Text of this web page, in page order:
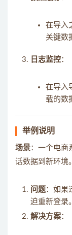
在导入
关键数
日志监控：
在导入
载的数
举例说明
场景：一个电商
话数据到新环境。
问题：如果
迫重新登录。
解决方案：